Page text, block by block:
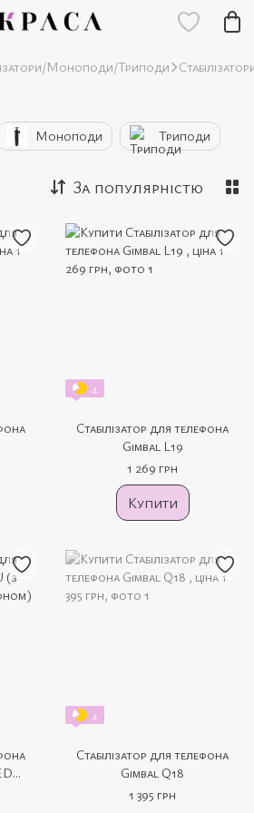
Моноподи/Триподи
Моноподи Триподи
За популярністю
4
Стабілізатор для телефона
Gimbal L19
1 269 грн
Купити
4
Стабілізатор для телефона
Gimbal Q18
1 395 грн